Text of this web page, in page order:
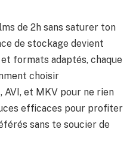
de 2h sans saturer ton
de stockage devient
formats adaptés, chaque
choisir
et MKV pour ne rien
efficaces pour profiter
sans te soucier de